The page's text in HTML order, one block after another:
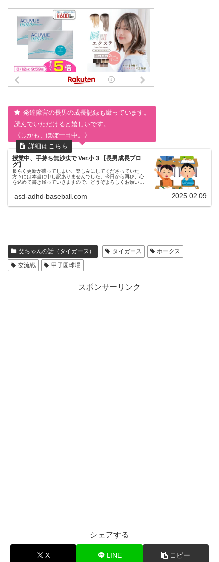
発達障害の長男の成長記録も綴っています。
読んでいただけると嬉しいです。
《しかも、ほぼ一日中。》
授業中、手持ち無沙汰で Ver.小３【長男成長ブロ
グ】
長らく更新が滞ってしまい、楽しみにしてくださっていた
方々には本当に申し訳ありませんでした。今日から再び、心
を込めて書き綴っていきますので、どうぞよろしくお願いい
いて現在（小学３年生）では...
asd-adhd-baseball.com 2025.02.09
父ちゃんの話（タイガース） タイガース
ホークス
交流戦
甲子園球場
スポンサーリンク
シェアする
X LINE コピー